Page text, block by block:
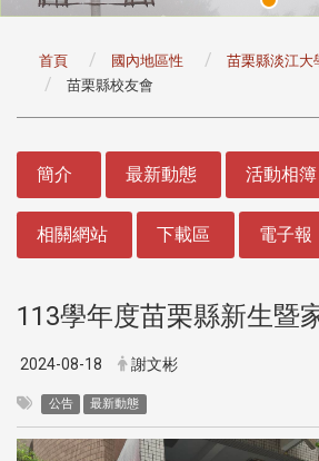
首頁 國內地區性
苗栗縣淡江大
苗栗縣校友會
簡介 最新動態 活動相簿
相關網站 下載區 電子報
113學年度苗栗縣新生暨
2024-08-18 謝文彬
公告 最新動態